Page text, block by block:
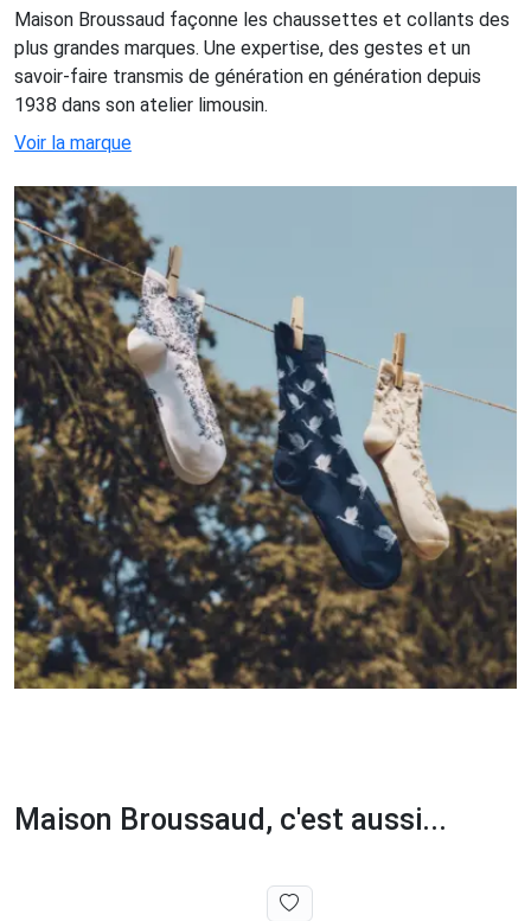
Maison Broussaud façonne les chaussettes et collants des
plus grandes marques. Une expertise, des gestes et un
savoir-faire transmis de génération en génération depuis
1938 dans son atelier limousin.
Voir la marque
Maison Broussaud, c'est aussi...